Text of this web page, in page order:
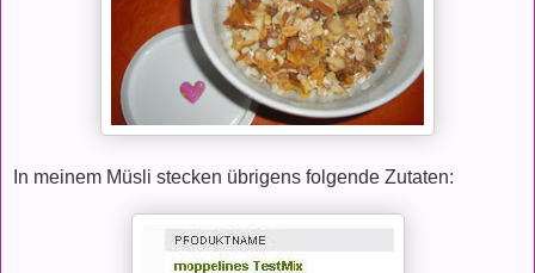
In meinem Müsli stecken übrigens folgende Zutaten: